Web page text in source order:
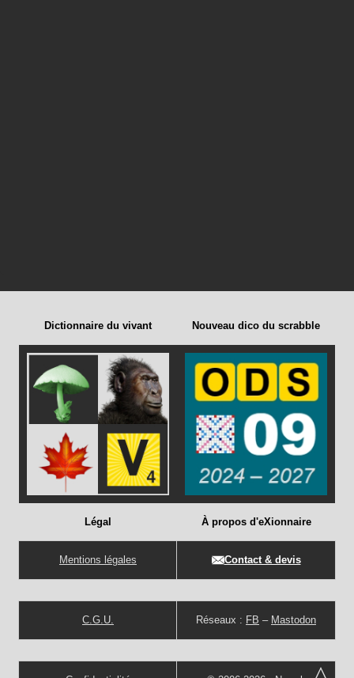
Dictionnaire du vivant Nouveau dico du scrabble
Légal
Mentions légales
C.G.U.
À propos d'eXionnaire
Contact & devis
Réseaux : FB – Mastodon